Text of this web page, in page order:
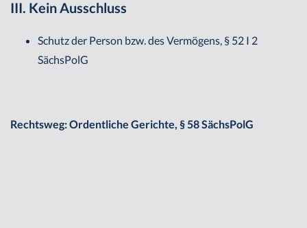
III. Kein Ausschluss
Schutz der Person bzw. des Vermögens, § 52 I 2
SächsPolG
Rechtsweg: Ordentliche Gerichte, § 58 SächsPolG